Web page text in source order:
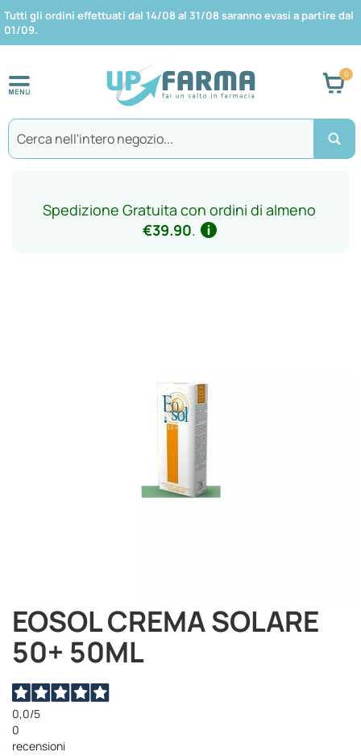
Tutti gli ordini effettuati dal 14/08 al 31/08 saranno evasi a partire dal
01/09.
Spedizione Gratuita con ordini di almeno
€39.90.
EOSOL CREMA SOLARE
50+ 50ML
0,0/5
0
recensioni
Vai
all'inizio
della
galleria
immagini